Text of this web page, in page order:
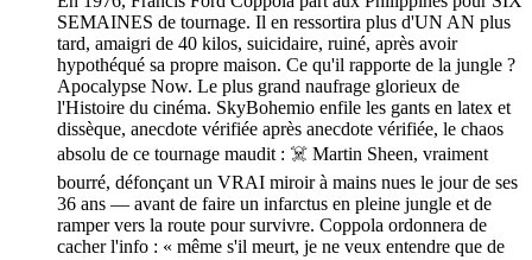
SEMAINES de tournage. Il en ressortira plus d'UN AN plus
tard, amaigri de 40 kilos, suicidaire, ruiné, après avoir
hypothéqué sa propre maison. Ce qu'il rapporte de la jungle ?
Apocalypse Now. Le plus grand naufrage glorieux de
l'Histoire du cinéma. SkyBohemio enfile les gants en latex et
dissèque, anecdote vérifiée après anecdote vérifiée, le chaos
absolu de ce tournage maudit : ☠️ Martin Sheen, vraiment
bourré, défonçant un VRAI miroir à mains nues le jour de ses
36 ans — avant de faire un infarctus en pleine jungle et de
ramper vers la route pour survivre. Coppola ordonnera de
cacher l'info : « même s'il meurt, je ne veux entendre que de